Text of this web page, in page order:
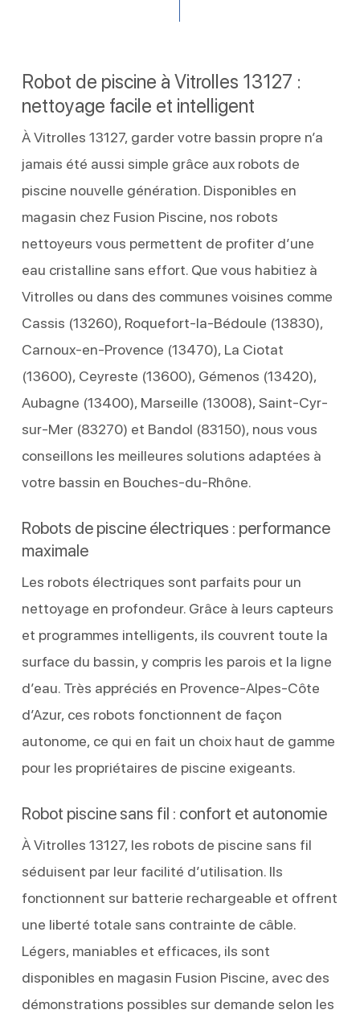
Robot de piscine à Vitrolles 13127 :
nettoyage facile et intelligent
À Vitrolles 13127, garder votre bassin propre n’a
jamais été aussi simple grâce aux robots de
piscine nouvelle génération. Disponibles en
magasin chez Fusion Piscine, nos robots
nettoyeurs vous permettent de profiter d’une
eau cristalline sans effort. Que vous habitiez à
Vitrolles ou dans des communes voisines comme
Cassis (13260), Roquefort-la-Bédoule (13830),
Carnoux-en-Provence (13470), La Ciotat
(13600), Ceyreste (13600), Gémenos (13420),
Aubagne (13400), Marseille (13008), Saint-Cyr-
sur-Mer (83270) et Bandol (83150), nous vous
conseillons les meilleures solutions adaptées à
votre bassin en Bouches-du-Rhône.
Robots de piscine électriques : performance
maximale
Les robots électriques sont parfaits pour un
nettoyage en profondeur. Grâce à leurs capteurs
et programmes intelligents, ils couvrent toute la
surface du bassin, y compris les parois et la ligne
d’eau. Très appréciés en Provence-Alpes-Côte
d’Azur, ces robots fonctionnent de façon
autonome, ce qui en fait un choix haut de gamme
pour les propriétaires de piscine exigeants.
Robot piscine sans fil : confort et autonomie
À Vitrolles 13127, les robots de piscine sans fil
séduisent par leur facilité d’utilisation. Ils
fonctionnent sur batterie rechargeable et offrent
une liberté totale sans contrainte de câble.
Légers, maniables et efficaces, ils sont
disponibles en magasin Fusion Piscine, avec des
démonstrations possibles sur demande selon les